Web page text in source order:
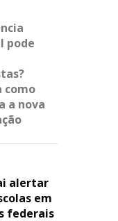
pode
como
a nova
alertar
em
federais